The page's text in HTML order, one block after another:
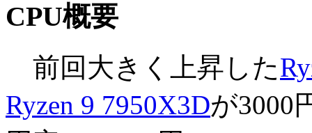
CPU概要
前回大きく上昇した
Ryzen 9 7950X3Dが3000